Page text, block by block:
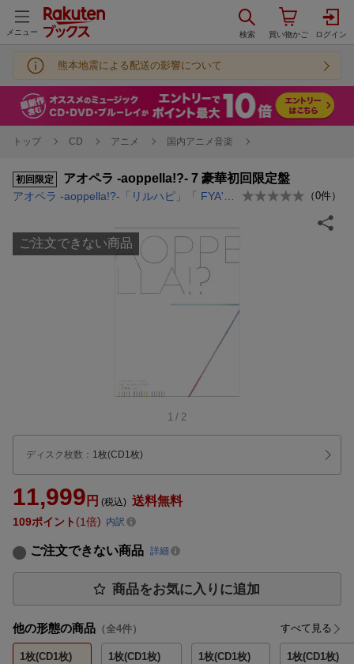
メニュー
熊本地震による配送の影響について
トップ CD アニメ 国内アニメ音楽
初回限定 アオペラ -aoppella!?- 7 豪華初回限定盤
（0件）
ご注文できない商品
1 / 2
ディスク枚数 ： 1枚(CD1枚)
11,999 円 (税込) 送料無料
109ポイント 1倍 内訳
ご注文できない商品 詳細
商品をお気に入りに追加
他の形態の商品 （全4件） すべて見る
1枚(CD1枚) 1枚(CD1枚) 1枚(CD1枚) 1枚(CD1枚)